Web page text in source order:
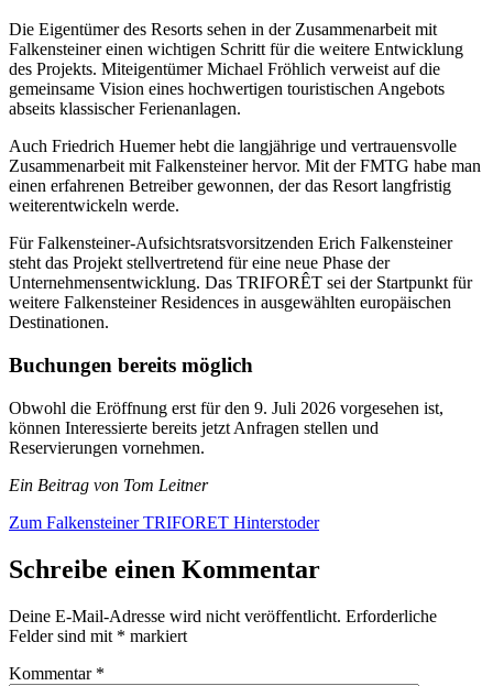
Die Eigentümer des Resorts sehen in der Zusammenarbeit mit
Falkensteiner einen wichtigen Schritt für die weitere Entwicklung
des Projekts. Miteigentümer Michael Fröhlich verweist auf die
gemeinsame Vision eines hochwertigen touristischen Angebots
abseits klassischer Ferienanlagen.
Auch Friedrich Huemer hebt die langjährige und vertrauensvolle
Zusammenarbeit mit Falkensteiner hervor. Mit der FMTG habe man
einen erfahrenen Betreiber gewonnen, der das Resort langfristig
weiterentwickeln werde.
Für Falkensteiner-Aufsichtsratsvorsitzenden Erich Falkensteiner
steht das Projekt stellvertretend für eine neue Phase der
Unternehmensentwicklung. Das TRIFORÊT sei der Startpunkt für
weitere Falkensteiner Residences in ausgewählten europäischen
Destinationen.
Buchungen bereits möglich
Obwohl die Eröffnung erst für den 9. Juli 2026 vorgesehen ist,
können Interessierte bereits jetzt Anfragen stellen und
Reservierungen vornehmen.
Ein Beitrag von Tom Leitner
Zum Falkensteiner TRIFORET Hinterstoder
Schreibe einen Kommentar
Deine E-Mail-Adresse wird nicht veröffentlicht. Erforderliche
Felder sind mit * markiert
Kommentar *